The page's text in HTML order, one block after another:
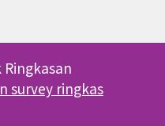
survey ringkas